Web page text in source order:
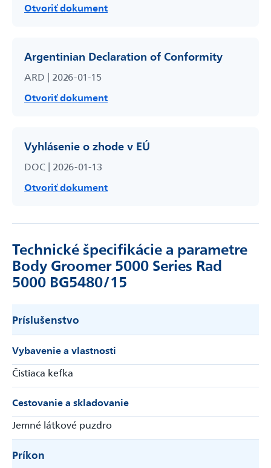
Otvoriť dokument
Argentinian Declaration of Conformity
ARD | 2026-01-15
Otvoriť dokument
Vyhlásenie o zhode v EÚ
DOC | 2026-01-13
Otvoriť dokument
Technické špecifikácie a parametre
Body Groomer 5000 Series Rad
5000 BG5480/15
Príslušenstvo
Vybavenie a vlastnosti
Čistiaca kefka
Cestovanie a skladovanie
Jemné látkové puzdro
Príkon
Powered by chaterimo